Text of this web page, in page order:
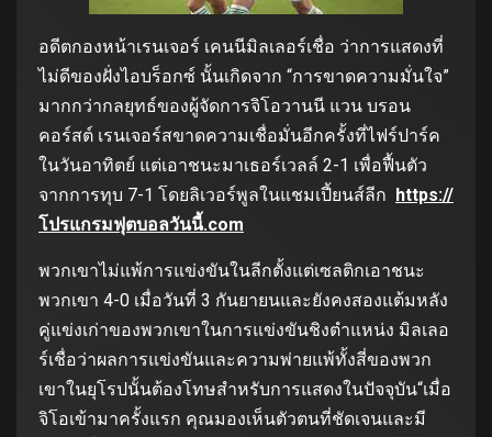
อดีตกองหน้าเรนเจอร์ เคนนีมิลเลอร์เชื่อ ว่าการแสดงที่
ไม่ดีของฝั่งไอบร็อกซ์ นั้นเกิดจาก “การขาดความมั่นใจ”
มากกว่ากลยุทธ์ของผู้จัดการจิโอวานนี แวน บรอน
คอร์สต์ เรนเจอร์สขาดความเชื่อมั่นอีกครั้งที่ไฟร์ปาร์ค
ในวันอาทิตย์ แต่เอาชนะมาเธอร์เวลล์ 2-1 เพื่อฟื้นตัว
จากการทุบ 7-1 โดยลิเวอร์พูลในแชมเปี้ยนส์ลีก
https://
โปรแกรมฟุตบอลวันนี้.com
พวกเขาไม่แพ้การแข่งขันในลีกตั้งแต่เซลติกเอาชนะ
พวกเขา 4-0 เมื่อวันที่ 3 กันยายนและยังคงสองแต้มหลัง
คู่แข่งเก่าของพวกเขาในการแข่งขันชิงตำแหน่ง มิลเลอ
ร์เชื่อว่าผลการแข่งขันและความพ่ายแพ้ทั้งสี่ของพวก
เขาในยุโรปนั้นต้องโทษสำหรับการแสดงในปัจจุบัน“เมื่อ
จิโอเข้ามาครั้งแรก คุณมองเห็นตัวตนที่ชัดเจนและมี